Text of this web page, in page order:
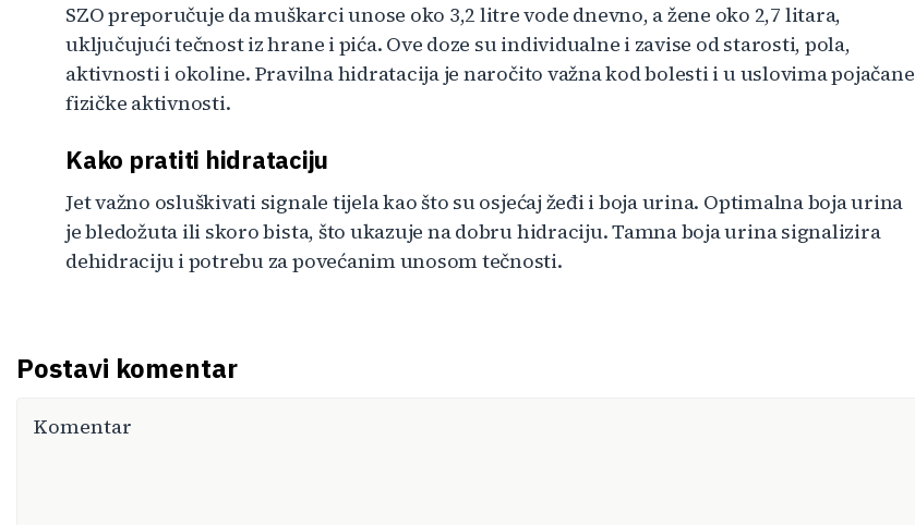
SZO preporučuje da muškarci unose oko 3,2 litre vode dnevno, a žene oko 2,7 litara,
uključujući tečnost iz hrane i pića. Ove doze su individualne i zavise od starosti, pola,
aktivnosti i okoline. Pravilna hidratacija je naročito važna kod bolesti i u uslovima pojačane
fizičke aktivnosti.
Kako pratiti hidrataciju
Jet važno osluškivati signale tijela kao što su osjećaj žeđi i boja urina. Optimalna boja urina
je bledožuta ili skoro bista, što ukazuje na dobru hidraciju. Tamna boja urina signalizira
dehidraciju i potrebu za povećanim unosom tečnosti.
Postavi komentar